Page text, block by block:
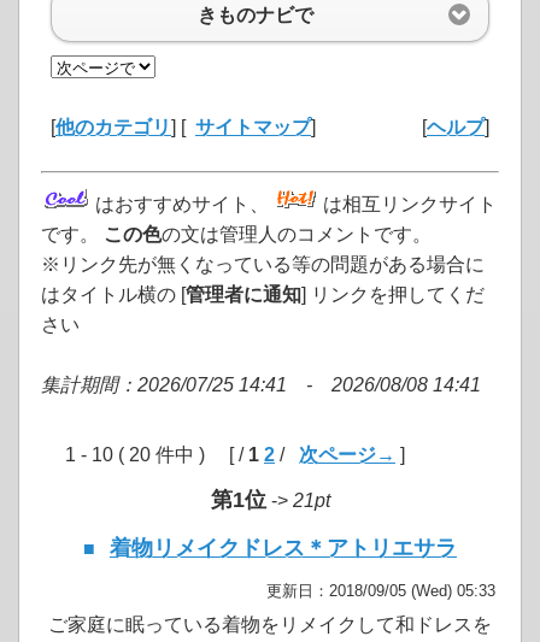
きものナビで
[他のカテゴリ] [ サイトマップ] [ヘルプ]
はおすすめサイト、
は相互リンクサイト
です。
この色の文は管理人のコメントです。
※リンク先が無くなっている等の問題がある場合に
はタイトル横の [管理者に通知] リンクを押してくだ
さい
集計期間：2026/07/25 14:41 - 2026/08/08 14:41
1 - 10 ( 20 件中 ) [ / 1 2 / 次ページ→ ]
第1位-> 21pt
■ 着物リメイクドレス＊アトリエサラ
更新日：2018/09/05 (Wed) 05:33
ご家庭に眠っている着物をリメイクして和ドレスを